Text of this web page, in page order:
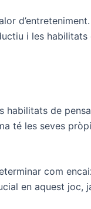
i les
de
té les seves
com
en aquest joc,